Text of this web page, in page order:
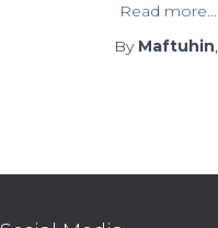
Read more…
By Maftuhin,